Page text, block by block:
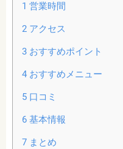
1 営業時間
2アクセス
3おすすめポイント
4おすすめメニュー
5口コミ
6基本情報
7まとめ